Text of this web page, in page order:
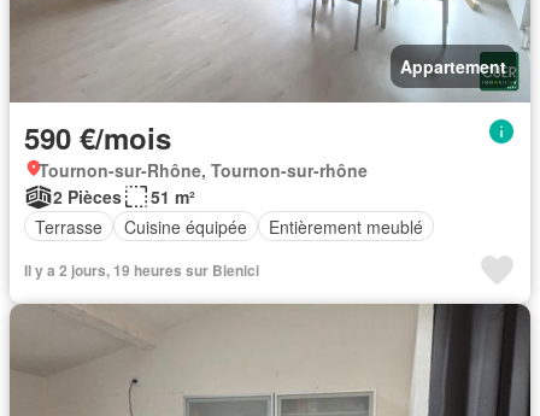
Appartement
590 €/mois
Tournon-sur-Rhône, Tournon-sur-rhône
2 Pièces
51 m²
Terrasse
Cuisine équipée Entièrement meublé
Il y a 2 jours, 19 heures sur Bienici